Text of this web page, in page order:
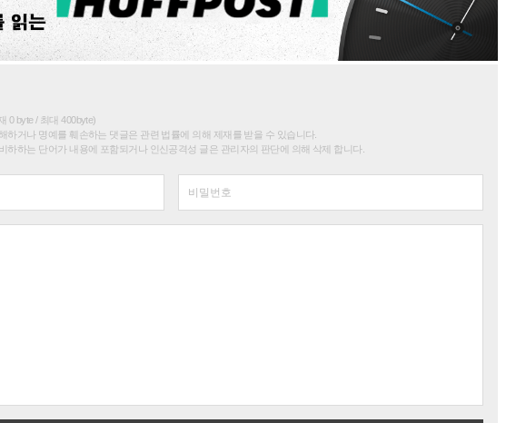
0 byte / 최대 400byte)
하거나 명예를 훼손하는 댓글은 관련 법률에 의해 제재를 받을 수 있습니다.
하하는 단어가 내용에 포함되거나 인신공격성 글은 관리자의 판단에 의해 삭제 합니다.